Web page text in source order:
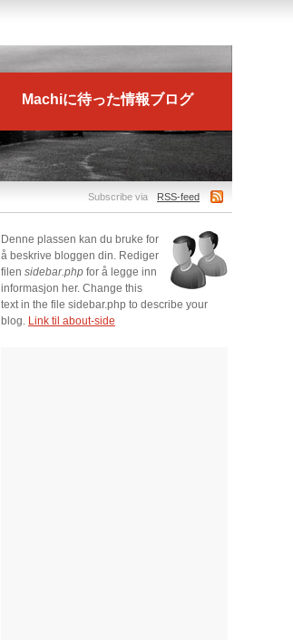
Machiに待った情報ブログ
Subscribe via RSS-feed
Denne plassen kan du bruke for
å beskrive bloggen din. Rediger
filen sidebar.php for å legge inn
informasjon her. Change this
text in the file sidebar.php to describe your
blog. Link til about-side